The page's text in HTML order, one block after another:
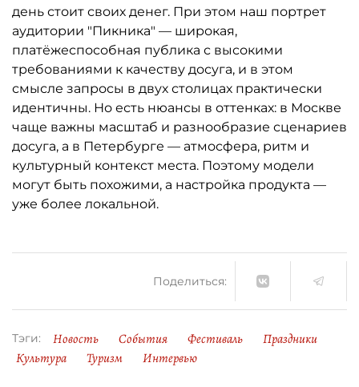
день стоит своих денег. При этом наш портрет
аудитории "Пикника" — широкая,
платёжеспособная публика с высокими
требованиями к качеству досуга, и в этом
смысле запросы в двух столицах практически
идентичны. Но есть нюансы в оттенках: в Москве
чаще важны масштаб и разнообразие сценариев
досуга, а в Петербурге — атмосфера, ритм и
культурный контекст места. Поэтому модели
могут быть похожими, а настройка продукта —
уже более локальной.
Поделиться:
Тэги: Новость События Фестиваль
Праздники
Культура
Туризм Интервью